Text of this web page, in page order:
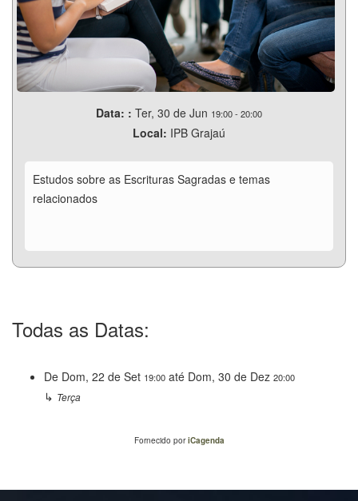
Data: : Ter, 30 de Jun 19:00-20:00
Local: IPB Grajaú
Estudos sobre as Escrituras Sagradas e temas
relacionados
Todas as Datas:
De Dom, 22 de Set 19:00 até Dom, 30 de Dez 20:00
↳ Terça
Fornecido poriCagenda